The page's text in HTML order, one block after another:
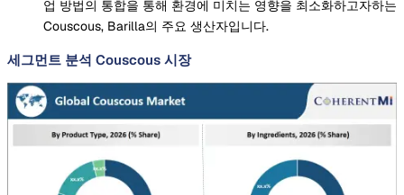
업 방법의 통합을 통해 환경에 미치는 영향을 최소화하고자하는
Couscous, Barilla의 주요 생산자입니다.
세그먼트 분석 Couscous 시장